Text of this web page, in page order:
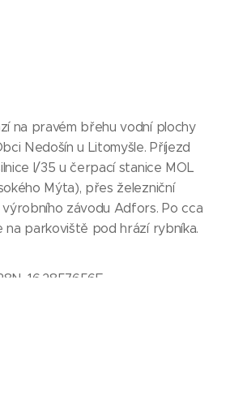
na pravém břehu vodní plochy
Nedošín u Litomyšle. Příjezd
I/35 u čerpací stanice MOL
Mýta), přes železniční
závodu Adfors. Po cca
na parkoviště pod hrází rybníka.
16.2857656E